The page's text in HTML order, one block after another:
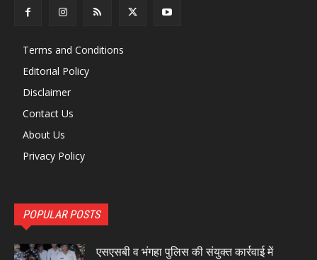
Terms and Conditions
Editorial Policy
Disclaimer
Contact Us
About Us
Privacy Policy
POPULAR POSTS
एसएसबी व भंगहा पुलिस की संयुक्त कार्रवाई में